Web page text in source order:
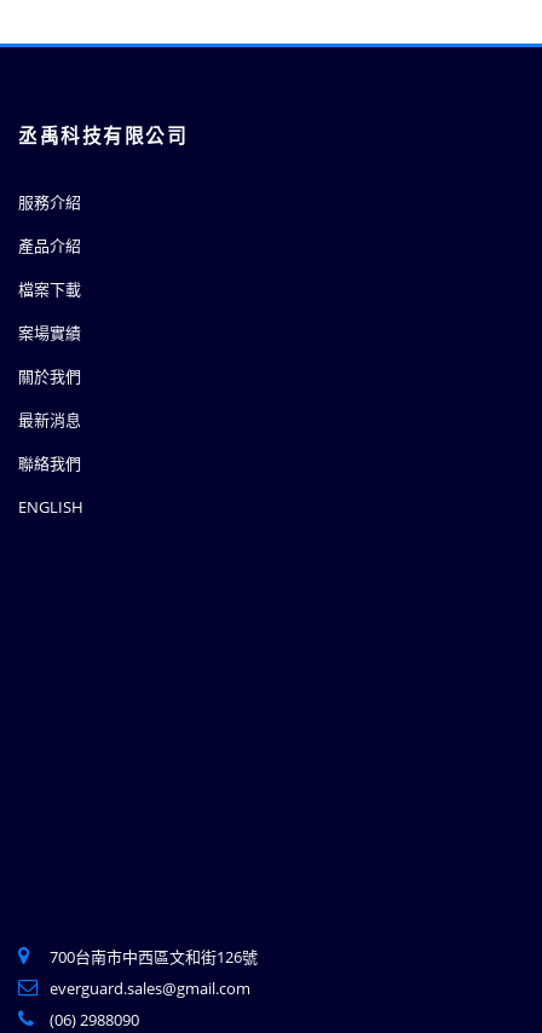
丞禹科技有限公司
服務介紹
產品介紹
檔案下載
案場實績
關於我們
最新消息
聯絡我們
ENGLISH
700台南市中西區文和街126號
everguard.sales@gmail.com
(06) 2988090